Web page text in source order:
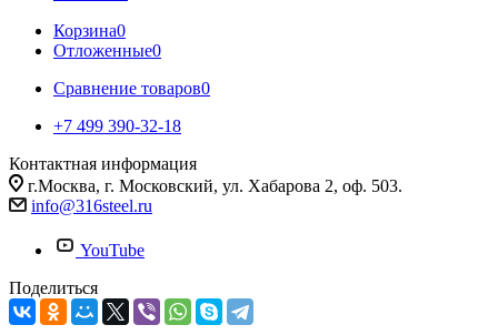
Корзина0
Отложенные0
Сравнение товаров0
+7 499 390-32-18
Контактная информация
г.Москва, г. Московский, ул. Хабарова 2, оф. 503.
info@316steel.ru
YouTube
Поделиться